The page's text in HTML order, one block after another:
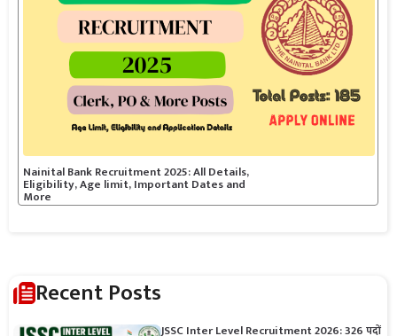
Nainital Bank Recruitment 2025: All Details,
Eligibility, Age limit, Important Dates and
More
Recent Posts
JSSC Inter Level Recruitment 2026: 326 पदों